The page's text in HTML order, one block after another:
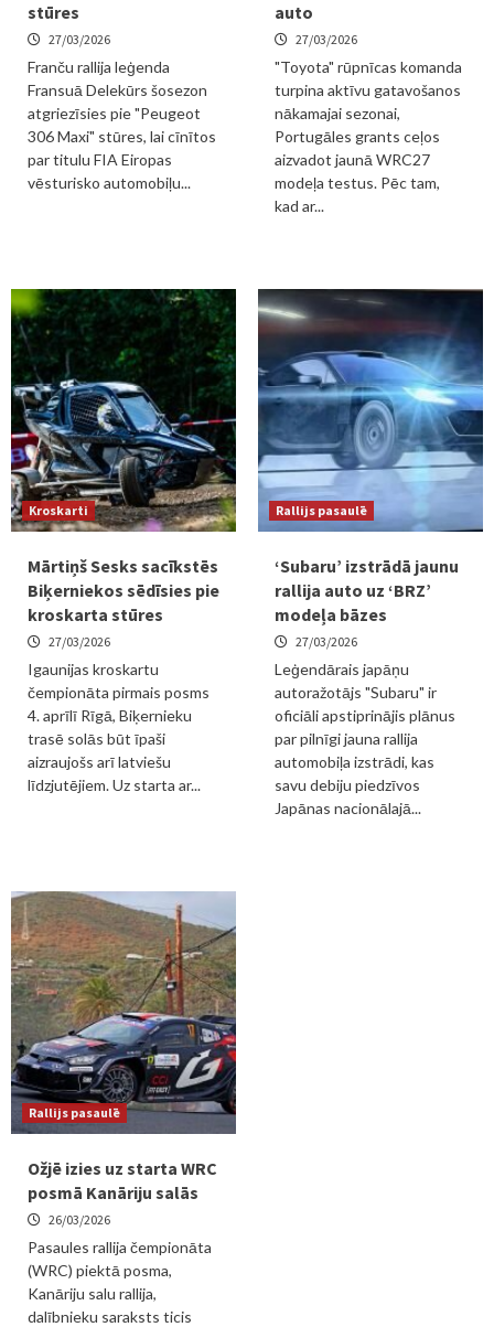
stūres
27/03/2026
Franču rallija leģenda
Fransuā Delekūrs šosezon
atgriezīsies pie "Peugeot
306 Maxi" stūres, lai cīnītos
par titulu FIA Eiropas
vēsturisko automobiļu...
auto
27/03/2026
"Toyota" rūpnīcas komanda
turpina aktīvu gatavošanos
nākamajai sezonai,
Portugāles grants ceļos
aizvadot jaunā WRC27
modeļa testus. Pēc tam,
kad ar...
Kroskarti
Mārtiņš Sesks sacīkstēs
Biķerniekos sēdīsies pie
kroskarta stūres
27/03/2026
Igaunijas kroskartu
čempionāta pirmais posms
4. aprīlī Rīgā, Biķernieku
trasē solās būt īpaši
aizraujošs arī latviešu
līdzjutējiem. Uz starta ar...
Rallijs pasaulē
‘Subaru’ izstrādā jaunu
rallija auto uz ‘BRZ’
modeļa bāzes
27/03/2026
Leģendārais japāņu
autoražotājs "Subaru" ir
oficiāli apstiprinājis plānus
par pilnīgi jauna rallija
automobiļa izstrādi, kas
savu debiju piedzīvos
Japānas nacionālajā...
Rallijs pasaulē
Ožjē izies uz starta WRC
posmā Kanāriju salās
26/03/2026
Pasaules rallija čempionāta
(WRC) piektā posma,
Kanāriju salu rallija,
dalībnieku saraksts ticis